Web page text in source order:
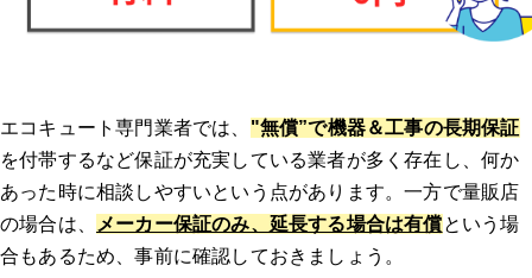
エコキュート専門業者では、 "無償”で機器＆工事の長期保証
を付帯するなど保証が充実している業者が多く存在し、何か
あった時に相談しやすいという点があります。一方で量販店
の場合は、
メーカー保証のみ、延長する場合は有償という場
合もあるため、事前に確認しておきましょう。